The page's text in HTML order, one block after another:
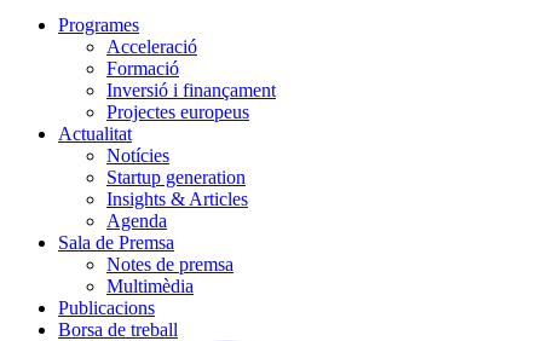
Programes
Acceleració
Formació
Inversió i finançament
Projectes europeus
Actualitat
Notícies
Startup generation
Insights & Articles
Agenda
Sala de Premsa
Notes de premsa
Multimèdia
Publicacions
Borsa de treball